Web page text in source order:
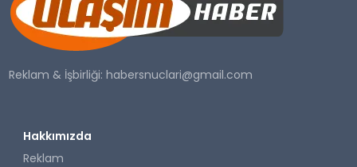
SAĞLIK
YAŞAM
Reklam & İşbirliği:habersnuclari@gmail.com
Hakkımızda
Reklam